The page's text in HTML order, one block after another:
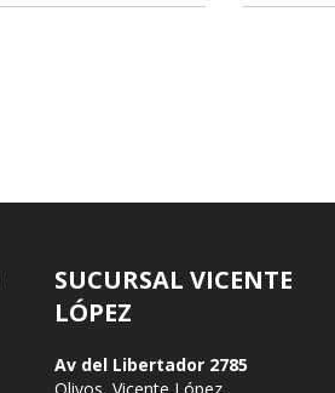
SUCURSAL VICENTE
LÓPEZ
Av del Libertador 2785